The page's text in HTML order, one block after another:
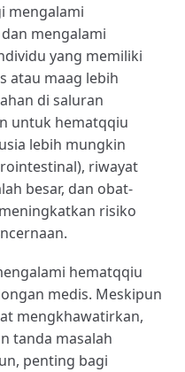
mengalami
mengalami
yang memiliki
atau maag lebih
di saluran
untuk hematqqiu
lebih mungkin
riwayat
besar, dan obat-
risiko
hematqqiu
medis. Meskipun
mengkhawatirkan,
tanda masalah
penting bagi